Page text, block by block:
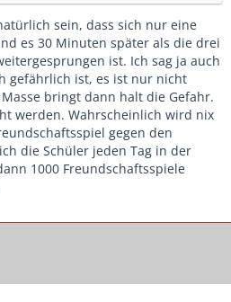
sein, dass sich nur eine
es 30 Minuten später als die drei
ist. Ich sag ja auch
gefährlich ist, es ist nur nicht
bringt dann halt die Gefahr.
werden. Wahrscheinlich wird nix
gegen den
die Schüler jeden Tag in der
1000 Freundschaftsspiele